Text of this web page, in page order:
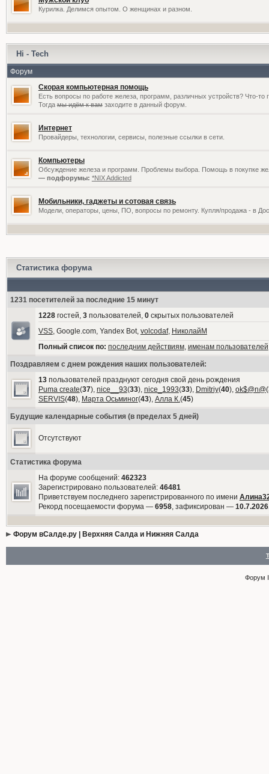
Курилка. Делимся опытом. О женщинах и разном.
Hi - Tech
Форум
Скорая компьютерная помощь
Есть вопросы по работе железа, программ, различных устройств? Что-то
Тогдамы идём к вамзаходите в данный форум.
Интернет
Провайдеры, технологии, сервисы, полезные ссылки в сети.
Компьютеры
Обсуждение железа и программ. Проблемы выбора. Помощь в покупке
— подфорумы: *NIX Addicted
Мобильники, гаджеты и сотовая связь
Модели, операторы, цены, ПО, вопросы по ремонту. Купля/продажа - в
Статистика форума
1231 посетителей за последние 15 минут
1228гостей, 3пользователей, 0скрытых пользователей
VSS, Google.com, Yandex Bot, volcodaf, НиколайМ
Полный список по: последним действиям, именам пользователей
Поздравляем с днем рождения наших пользователей:
13пользователей празднуют сегодня свой день рождения
Puma create(37), nice__93(33), nice_1993(33), Dmitriy(40), ok$@n@(
SERVIS(48), Марта Осьминог(43), Алла К.(45)
Будущие календарные события (в пределах 5 дней)
Отсутствуют
Статистика форума
На форуме сообщений: 462323
Зарегистрировано пользователей: 46481
Приветствуем последнего зарегистрированного по имени
Рекорд посещаемости форума — 6958, зафиксирован —
Форум вСалде.ру | Верхняя Салда и Нижняя Салда
Форум